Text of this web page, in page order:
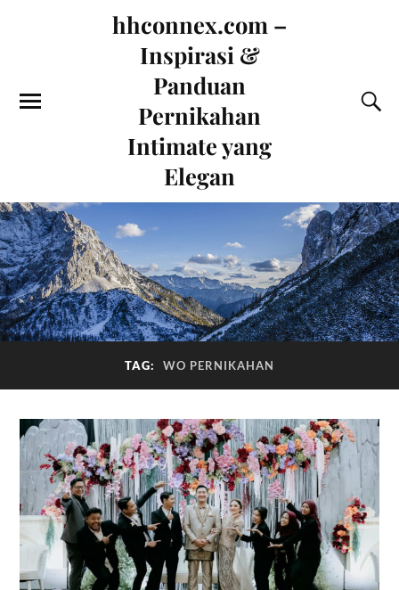
hhconnex.com –
Inspirasi &
Panduan
Pernikahan
Intimate yang
Elegan
TAG: WO PERNIKAHAN